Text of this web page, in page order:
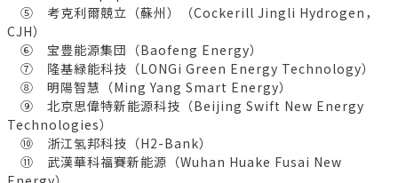
⑤ 考克利爾競立（蘇州）（Cockerill Jingli Hydrogen，
CJH）
⑥ 宝豊能源集団（Baofeng Energy）
⑦ 隆基緑能科技（LONGi Green Energy Technology）
⑧ 明陽智慧（Ming Yang Smart Energy）
⑨ 北京思偉特新能源科技（Beijing Swift New Energy
Technologies）
⑩ 浙江氢邦科技（H2-Bank）
⑪ 武漢華科福賽新能源（Wuhan Huake Fusai New